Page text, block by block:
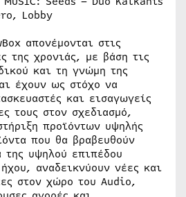
Lobby
απονέμονται στις
της χρονιάς, με βάση τις
και τη γνώμη της
έχουν ως στόχο να
και εισαγωγείς
τους στον σχεδιασμό,
προϊόντων υψηλής
που θα βραβευθούν
υψηλού επιπέδου
αναδεικνύουν νέες και
στον χώρο του Audio,